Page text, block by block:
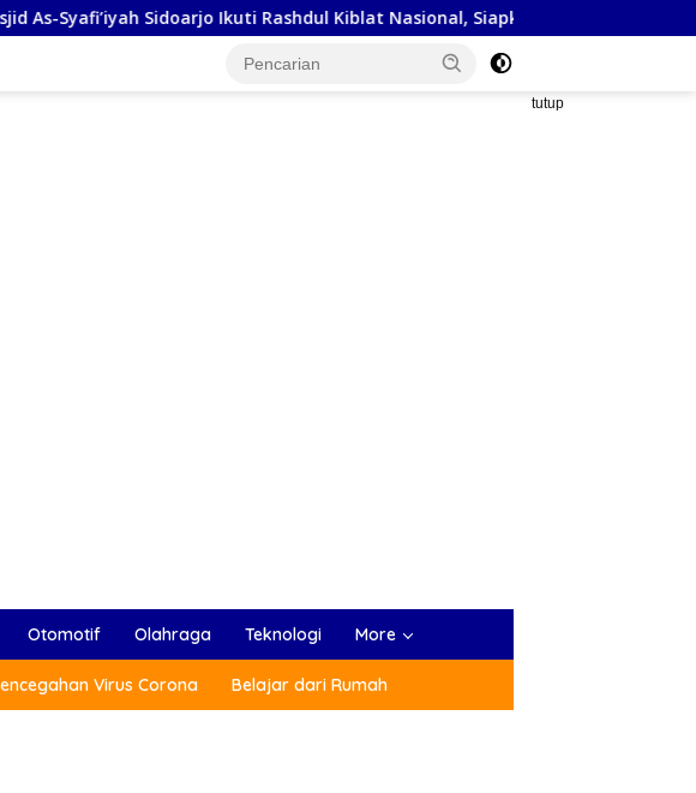
Ikuti Rashdul Kiblat Nasional, Siapkan Penyesuaian Arah Kiblat
tutup
Otomotif Olahraga Teknologi More
Virus Corona Belajar dari Rumah